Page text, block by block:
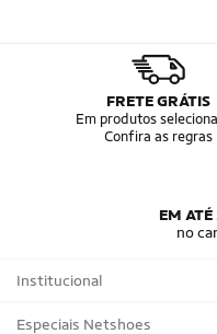
FRETE GRÁTIS
Em produtos
Confira as regras
EM
no
Institucional
Sobre a Netshoes
Especiais Netshoes